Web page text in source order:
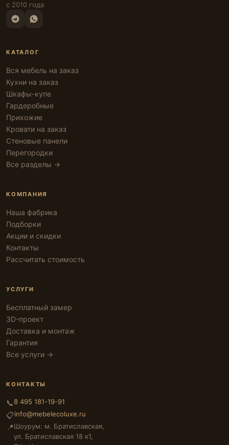
с 2010 года
КАТАЛОГ
Вся мебель на заказ
Кухни на заказ
Шкафы-купе
Гардеробные
Прихожие
Кровати на заказ
Стеновые панели
Перегородки
Все разделы →
КОМПАНИЯ
Наша фабрика
Подборки
Акции и скидки
Контакты
Рассчитать стоимость
УСЛУГИ
Бесплатный замер
3D-проект
Доставка и монтаж
Гарантия
Все услуги →
КОНТАКТЫ
📞8 495 181-19-91
📋info@mebelecoluxe.ru
📍Шоурум: м. Братиславская,
ул. Братиславская 18 к1,